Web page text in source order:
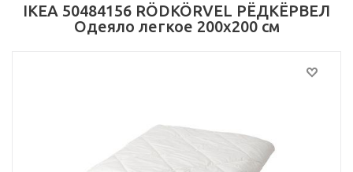
IKEA 50484156 RÖDKÖRVEL РЁДКЁРВЕЛ
Одеяло легкое 200x200 см